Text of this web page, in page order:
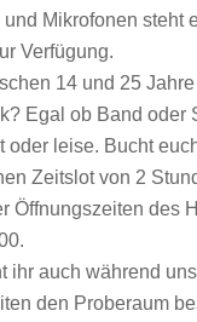
und Mikrofonen steht
Verfügung.
14 und 25
Egal ob Band oder
oder leise. Bucht
Zeitslot von 2
Öffnungszeiten des
ihr auch während
den Proberaum